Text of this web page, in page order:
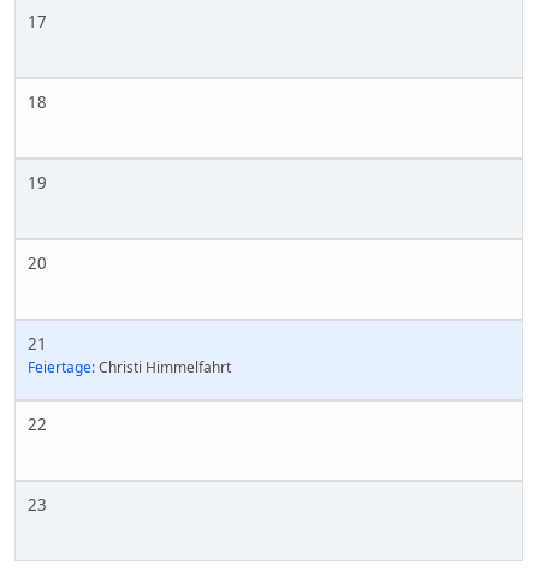
17
18
19
20
21
Feiertage:Christi Himmelfahrt
22
23